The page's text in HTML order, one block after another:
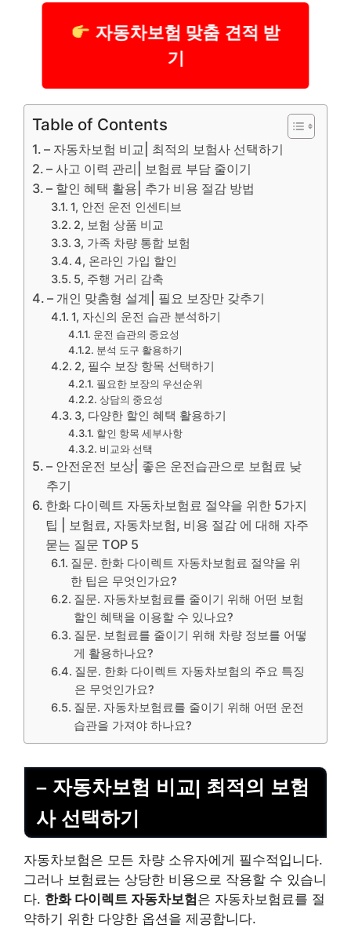
자동차보험 맞춤 견적 받
기
Table of Contents
– 자동차보험 비교| 최적의 보험사 선택하기
– 사고 이력 관리| 보험료 부담 줄이기
– 할인 혜택 활용| 추가 비용 절감 방법
1, 안전 운전 인센티브
2, 보험 상품 비교
3, 가족 차량 통합 보험
4, 온라인 가입 할인
5, 주행 거리 감축
– 개인 맞춤형 설계| 필요 보장만 갖추기
1, 자신의 운전 습관 분석하기
운전 습관의 중요성
분석 도구 활용하기
2, 필수 보장 항목 선택하기
필요한 보장의 우선순위
상담의 중요성
3, 다양한 할인 혜택 활용하기
할인 항목 세부사항
비교와 선택
– 안전운전 보상| 좋은 운전습관으로 보험료 낮
추기
한화 다이렉트 자동차보험료 절약을 위한 5가지
팁 | 보험료, 자동차보험, 비용 절감 에 대해 자주
묻는 질문 TOP 5
질문. 한화 다이렉트 자동차보험료 절약을 위
한 팁은 무엇인가요?
질문. 자동차보험료를 줄이기 위해 어떤 보험
할인 혜택을 이용할 수 있나요?
질문. 보험료를 줄이기 위해 차량 정보를 어떻
게 활용하나요?
질문. 한화 다이렉트 자동차보험의 주요 특징
은 무엇인가요?
질문. 자동차보험료를 줄이기 위해 어떤 운전
습관을 가져야 하나요?
– 자동차보험 비교| 최적의 보험
사 선택하기
자동차보험은 모든 차량 소유자에게 필수적입니다.
그러나 보험료는 상당한 비용으로 작용할 수 있습니
다. 한화 다이렉트 자동차보험은 자동차보험료를 절
약하기 위한 다양한 옵션을 제공합니다.